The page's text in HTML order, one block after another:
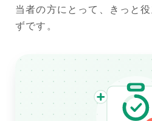
当者の方にとって、きっと
ずです。